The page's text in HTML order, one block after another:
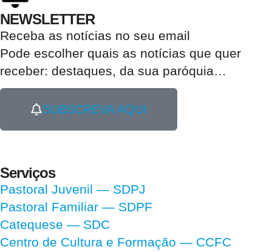
NEWSLETTER
Receba as notícias no seu email​
Pode escolher quais as notícias que quer
receber: destaques, da sua paróquia…
SUBSCREVA AQUI
Serviços
Pastoral Juvenil — SDPJ
Pastoral Familiar — SDPF
Catequese — SDC
Centro de Cultura e Formação — CCFC